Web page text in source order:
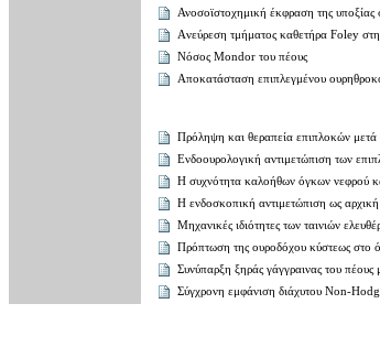
Ανοσοϊστοχημική έκφραση της υποξίας
Aνεύρεση τμήματος καθετήρα Foley
Νόσος Mondor του πέους
Αποκατάσταση επιπλεγμένου
Πρόληψη και θεραπεία επιπλοκών μετά
Ενδοουρολογική αντιμετώπιση των
H συχνότητα καλοήθων όγκων νεφρού
H ενδοσκοπική αντιμετώπιση ως
Μηχανικές ιδιότητες των ταινιών
Πρόπτωση της ουροδόχου κύστεως στο
Συνύπαρξη ξηράς γάγγραινας του
Σύγχρονη εμφάνιση διάχυτου Non-